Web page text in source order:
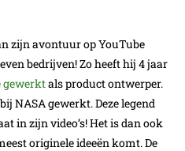
zijn avontuur op YouTube
bedrijven! Zo heeft hij 4 jaar
gewerktals product ontwerper.
NASA gewerkt. Deze legend
in zijn video’s! Het is dan ook
originele ideeën komt. De